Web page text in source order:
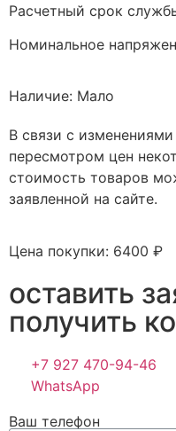
Расчетный срок
Номинальное
Наличие: Мало
В связи с
пересмотром цен
стоимость товаров
заявленной на сайте.
Цена покупки: 6400 ₽
оставить
получить
+7 927 470-94-46
WhatsApp
Ваш телефон